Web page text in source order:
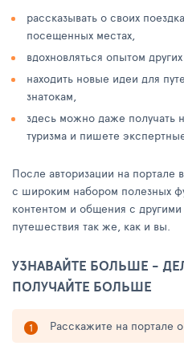
рассказывать о своих
посещенных местах,
вдохновляться опытом
находить новые идеи для
знатокам,
здесь можно даже получать
туризма и пишете
После авторизации на портале
с широким набором полезных
контентом и общения с
путешествия так же, как и вы.
УЗНАВАЙТЕ БОЛЬШЕ -
ПОЛУЧАЙТЕ БОЛЬШЕ
Расскажите на портале